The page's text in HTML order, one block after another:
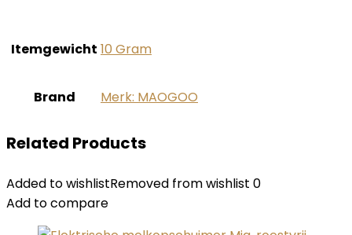
Itemgewicht ‎10 Gram
Brand Merk: MAOGOO
Related Products
Added to wishlistRemoved from wishlist 0
Add to compare